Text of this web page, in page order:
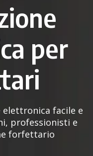
per
facile e
professionisti e
forfettario